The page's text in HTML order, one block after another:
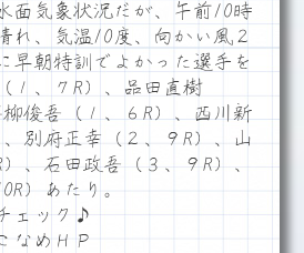
面気象状況だが、午前10時
れ、気温10度、向かい風２
早朝特訓でよかった選手を
１、７R）、品田直樹
柳俊吾（１、６R）、西川新
別府正幸（２、９R）、山
、石田政吾（３、９R）、
）あたり。
ェック♪
なめＨＰ